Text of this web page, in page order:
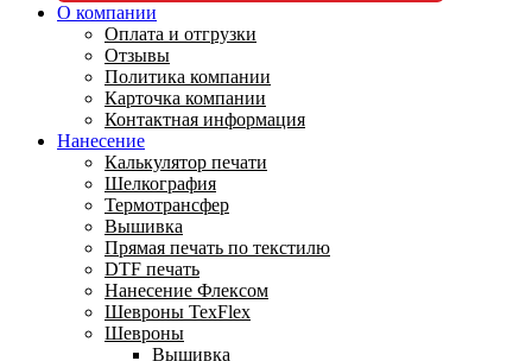
О компании
Оплата и отгрузки
Отзывы
Политика компании
Карточка компании
Контактная информация
Нанесение
Калькулятор печати
Шелкография
Термотрансфер
Вышивка
Прямая печать по текстилю
DTF печать
Нанесение Флексом
Шевроны TexFlex
Шевроны
Вышивка